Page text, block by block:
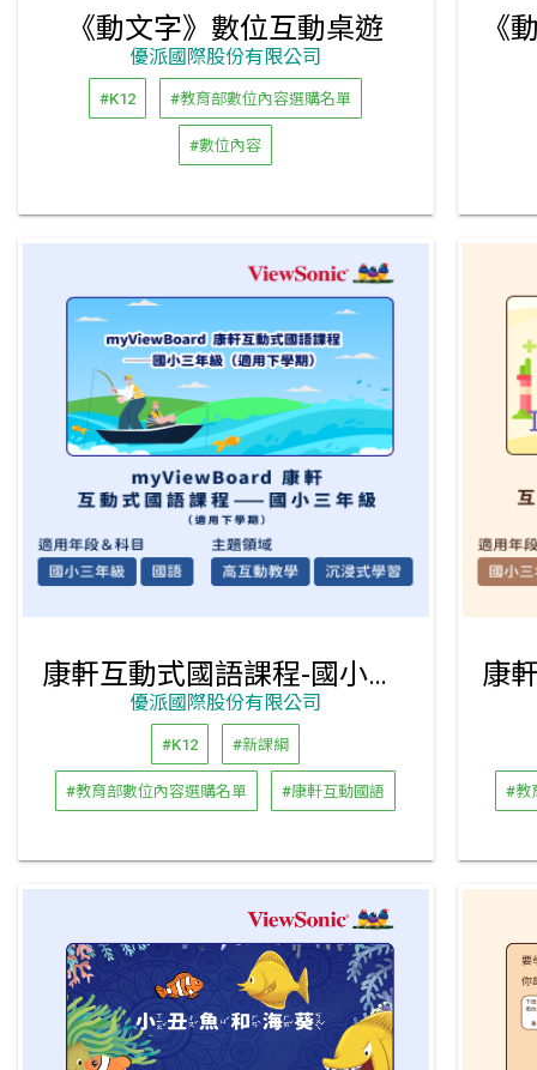
《動文字》數位互動桌遊
優派國際股份有限公司
#K12 #教育部數位內容選購名單
#數位內容
康軒互動式國語課程-國小三年級下學期
優派國際股份有限公司
#K12 #新課綱
#教育部數位內容選購名單 #康軒互動國語 #教